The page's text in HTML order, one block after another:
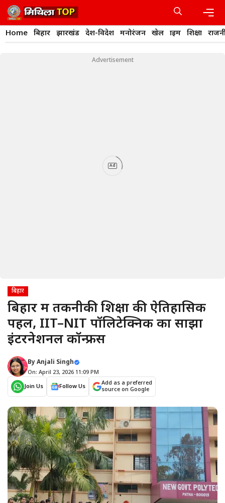
Skip
to
content
Home बिहार झारखंड देश-विदेश मनोरंजन खेल क्राइम शिक्षा
Advertisement
Ad
बिहार
बिहार में तकनीकी शिक्षा की ऐतिहासिक
पहल, IIT–NIT पॉलिटेक्निक का साझा
इंटरनेशनल कॉन्फ्रेंस
ByAnjali Singh
On: April 23, 2026 11:09 PM
Join Us
Follow Us
Add as a preferred
source on Google